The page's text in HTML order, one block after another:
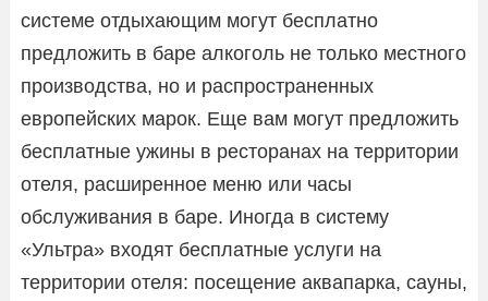
системе отдыхающим могут бесплатно
предложить в баре алкоголь не только местного
производства, но и распространенных
европейских марок. Еще вам могут предложить
бесплатные ужины в ресторанах на территории
отеля, расширенное меню или часы
обслуживания в баре. Иногда в систему
«Ультра» входят бесплатные услуги на
территории отеля: посещение аквапарка, сауны,